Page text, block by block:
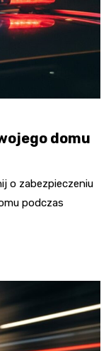
domu
o zabezpieczeniu
podczas